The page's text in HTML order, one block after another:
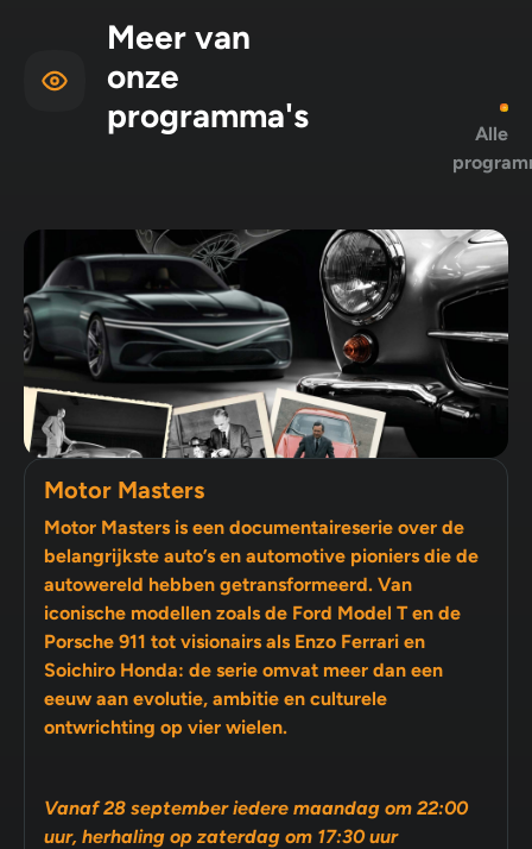
Meer van
onze
programma's
Alle
Motor Masters
Motor Masters is een documentaireserie over de
belangrijkste auto’s en automotive pioniers die de
autowereld hebben getransformeerd. Van
iconische modellen zoals de Ford Model T en de
Porsche 911 tot visionairs als Enzo Ferrari en
Soichiro Honda: de serie omvat meer dan een
eeuw aan evolutie, ambitie en culturele
ontwrichting op vier wielen.
Vanaf 28 september iedere maandag om 22:00
uur, herhaling op zaterdag om 17:30 uur